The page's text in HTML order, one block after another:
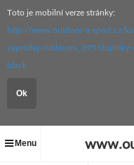
Toto je mobilní verze stránky:
http://www.outdoor-a-sport.cz/
vyprodej-/obleceni_395/
black
Ok
Menu